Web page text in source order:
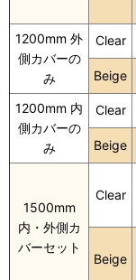
1200mm 外
側カバーの
み
Clear
Beige
1200mm 内
側カバーの
み
Clear
Beige
1500mm
内・外側カ
バーセット
Clear
Beige